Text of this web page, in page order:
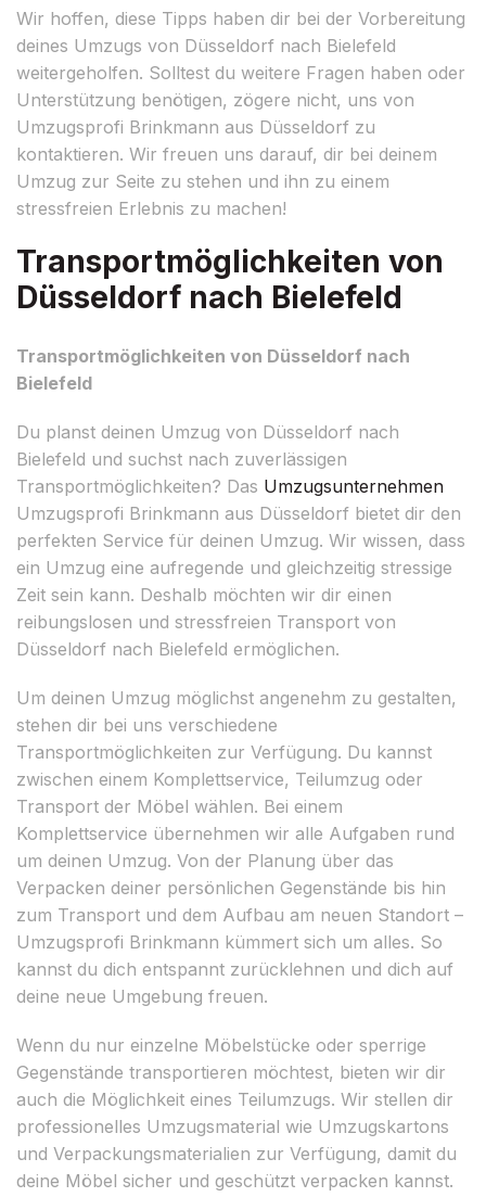
Wir hoffen, diese Tipps haben dir bei der Vorbereitung
deines Umzugs von Düsseldorf nach Bielefeld
weitergeholfen. Solltest du weitere Fragen haben oder
Unterstützung benötigen, zögere nicht, uns von
Umzugsprofi Brinkmann aus Düsseldorf zu
kontaktieren. Wir freuen uns darauf, dir bei deinem
Umzug zur Seite zu stehen und ihn zu einem
stressfreien Erlebnis zu machen!
Transportmöglichkeiten von
Düsseldorf nach Bielefeld
Transportmöglichkeiten von Düsseldorf nach
Bielefeld
Du planst deinen Umzug von Düsseldorf nach
Bielefeld und suchst nach zuverlässigen
Transportmöglichkeiten? Das Umzugsunternehmen
Umzugsprofi Brinkmann aus Düsseldorf bietet dir den
perfekten Service für deinen Umzug. Wir wissen, dass
ein Umzug eine aufregende und gleichzeitig stressige
Zeit sein kann. Deshalb möchten wir dir einen
reibungslosen und stressfreien Transport von
Düsseldorf nach Bielefeld ermöglichen.
Um deinen Umzug möglichst angenehm zu gestalten,
stehen dir bei uns verschiedene
Transportmöglichkeiten zur Verfügung. Du kannst
zwischen einem Komplettservice, Teilumzug oder
Transport der Möbel wählen. Bei einem
Komplettservice übernehmen wir alle Aufgaben rund
um deinen Umzug. Von der Planung über das
Verpacken deiner persönlichen Gegenstände bis hin
zum Transport und dem Aufbau am neuen Standort –
Umzugsprofi Brinkmann kümmert sich um alles. So
kannst du dich entspannt zurücklehnen und dich auf
deine neue Umgebung freuen.
Wenn du nur einzelne Möbelstücke oder sperrige
Gegenstände transportieren möchtest, bieten wir dir
auch die Möglichkeit eines Teilumzugs. Wir stellen dir
professionelles Umzugsmaterial wie Umzugskartons
und Verpackungsmaterialien zur Verfügung, damit du
deine Möbel sicher und geschützt verpacken kannst.